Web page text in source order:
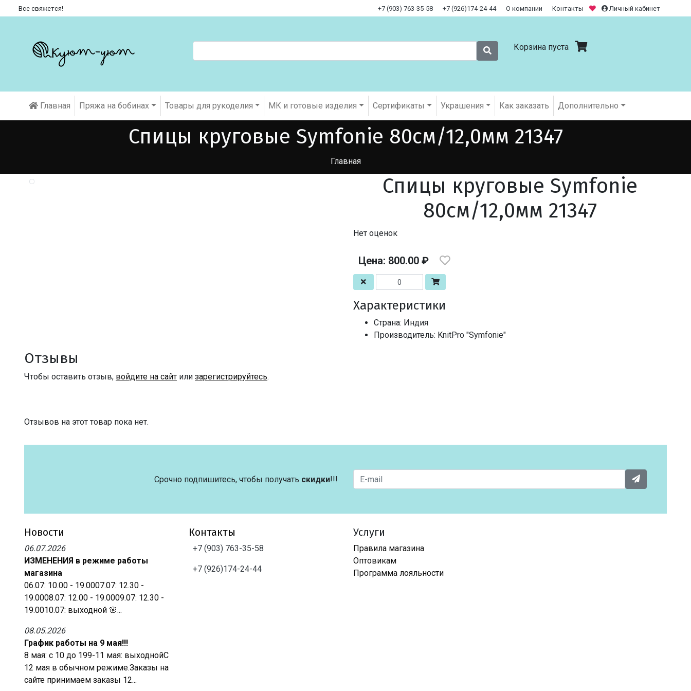
Все свяжется! +7 (903) 763-35-58 +7 (926)174-24-44 О компании Контакты Личный кабинет
Корзина пуста
Главная Пряжа на бобинах Товары для рукоделия МК и готовые изделия Cертификаты Украшения Как заказать Дополнительно
Спицы круговые Symfonie 80см/12,0мм 21347
Главная
Спицы круговые Symfonie
80см/12,0мм 21347
Нет оценок
Цена: 800.00 ₽
Характеристики
Страна: Индия
Производитель: KnitPro "Symfonie"
Отзывы
Чтобы оставить отзыв, войдите на сайт или зарегистрируйтесь.
Отзывов на этот товар пока нет.
Срочно подпишитесь, чтобы получать скидки!!!
Новости
06.07.2026
ИЗМЕНЕНИЯ в режиме работы
магазина
06.07: 10.00 - 19.0007.07: 12.30 -
19.0008.07: 12.00 - 19.0009.07: 12.30 -
19.0010.07: выходной 🌸...
08.05.2026
График работы на 9 мая!!!
8 мая: с 10 до 199-11 мая: выходнойС
12 мая в обычном режиме.Заказы на
сайте принимаем заказы 12...
Контакты
+7 (903) 763-35-58
+7 (926)174-24-44
Услуги
Правила магазина
Оптовикам
Программа лояльности